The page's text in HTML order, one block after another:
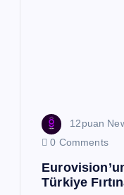
12puan
0 Comments
Türkiye